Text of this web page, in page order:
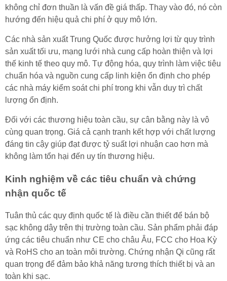
không chỉ đơn thuần là vấn đề giá thấp. Thay vào đó, nó còn
hướng đến hiệu quả chi phí ở quy mô lớn.
Các nhà sản xuất Trung Quốc được hưởng lợi từ quy trình
sản xuất tối ưu, mạng lưới nhà cung cấp hoàn thiện và lợi
thế kinh tế theo quy mô. Tự động hóa, quy trình làm việc tiêu
chuẩn hóa và nguồn cung cấp linh kiện ổn định cho phép
các nhà máy kiểm soát chi phí trong khi vẫn duy trì chất
lượng ổn định.
Đối với các thương hiệu toàn cầu, sự cân bằng này là vô
cùng quan trọng. Giá cả cạnh tranh kết hợp với chất lượng
đáng tin cậy giúp đạt được tỷ suất lợi nhuận cao hơn mà
không làm tổn hại đến uy tín thương hiệu.
Kinh nghiệm về các tiêu chuẩn và chứng
nhận quốc tế
Tuân thủ các quy định quốc tế là điều cần thiết để bán bộ
sạc không dây trên thị trường toàn cầu. Sản phẩm phải đáp
ứng các tiêu chuẩn như CE cho châu Âu, FCC cho Hoa Kỳ
và RoHS cho an toàn môi trường. Chứng nhận Qi cũng rất
quan trọng để đảm bảo khả năng tương thích thiết bị và an
toàn khi sạc.